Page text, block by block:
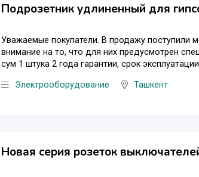
Подрозетник удлиненный для
Уважаемые покупатели. В продажу поступили
внимание на то, что для них предусмотрен
сум 1 штука 2 года гарантии, срок
Электрооборудование Ташкент
Новая серия розеток